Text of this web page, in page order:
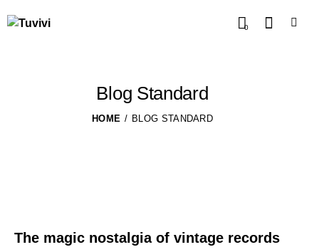
0
Blog Standard
HOME BLOG STANDARD
The magic nostalgia of vintage records